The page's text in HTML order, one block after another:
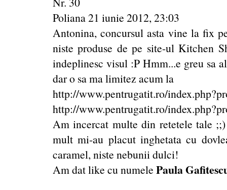
Poliana 21 iunie 2012, 23:03
Antonina, concursul asta vine la fix
niste produse de pe site-ul Kitchen
indeplinesc visul :P Hmm...e greu sa
dar o sa ma limitez acum la
http://www.pentrugatit.ro/
http://www.pentrugatit.ro/
Am incercat multe din retetele tale
mult mi-au placut inghetata cu
caramel, niste nebunii dulci!
Am dat like cu numele Paula